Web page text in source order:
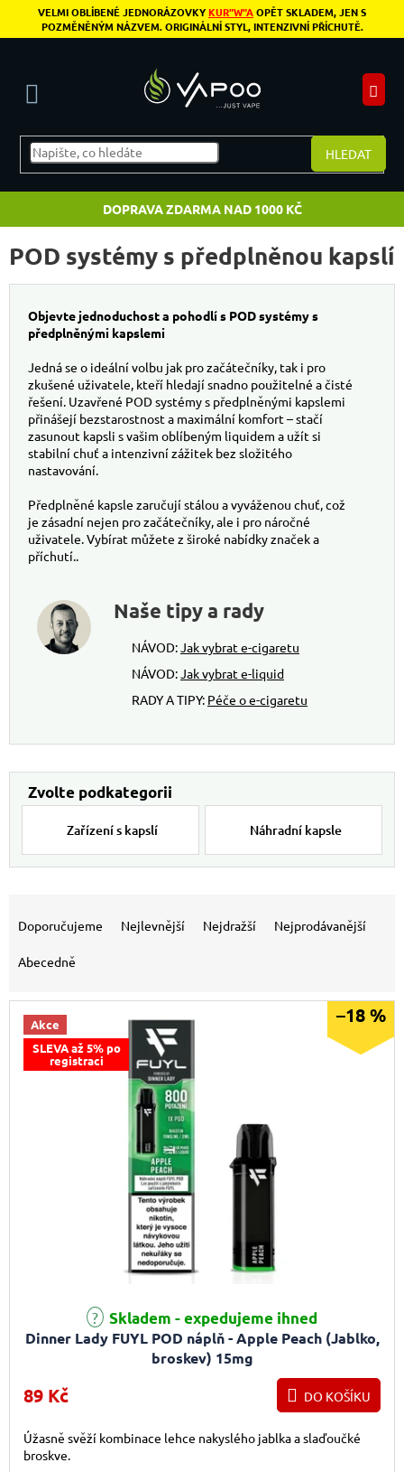
Přejít na obsah
VELMI OBLÍBENÉ JEDNORÁZOVKYKUR"W"AOPĚT SKLADEM, JEN S
POZMĚNĚNÝM NÁZVEM. ORIGINÁLNÍ STYL, INTENZIVNÍ PŘÍCHUTĚ.
HLEDAT
DOPRAVA ZDARMA NAD 1000 KČ
POD systémy s předplněnou kapslí
Objevte jednoduchost a pohodlí s POD systémy s
předplněnými kapslemi
Jedná se o ideální volbu jak pro začátečníky, tak i pro
zkušené uživatele, kteří hledají snadno použitelné a čisté
řešení. Uzavřené POD systémy s předplněnými kapslemi
přinášejí bezstarostnost a maximální komfort – stačí
zasunout kapsli s vašim oblíbeným liquidem a užít si
stabilní chuť a intenzivní zážitek bez složitého
nastavování.
Předplněné kapsle zaručují stálou a vyváženou chuť, což
je zásadní nejen pro začátečníky, ale i pro náročné
uživatele.Vybírat můžete z široké nabídky značek a
příchutí..
Naše tipy a rady
NÁVOD:Jak vybrat e-cigaretu
NÁVOD:Jak vybrat e-liquid
RADY A TIPY: Péče o e-cigaretu
Zařízení s kapslí Náhradní kapsle
Doporučujeme Nejlevnější Nejdražší Nejprodávanější
Abecedně
Akce
SLEVA až 5% po
registraci
–18 %
Dinner Lady FUYL POD náplň - Apple Peach (Jablko,
broskev) 15mg
Skladem - expedujeme ihned
89 Kč DO KOŠÍKU
Úžasně svěží kombinace lehce nakyslého jablka a slaďoučké
broskve.